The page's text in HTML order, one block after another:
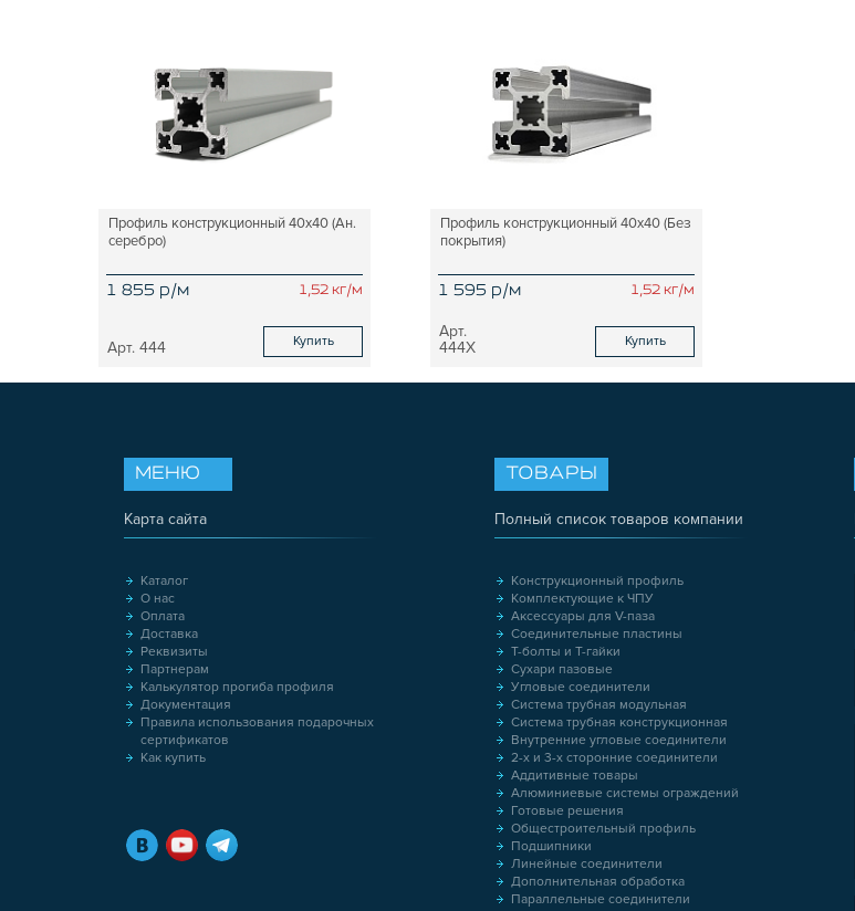
Профиль конструкционный 40х40 (Ан.
серебро)
1 855 р/м 1,52 кг/м
444 Купить
Профиль конструкционный 40х40 (Без
покрытия)
1 595 р/м 1,52 кг/м
444X Купить
ТОВАРЫ
Полный список товаров компании
Конструкционный профиль
Комплектующие к ЧПУ
Аксессуары для V-паза
Соединительные пластины
Т-болты и Т-гайки
Сухари пазовые
Угловые соединители
Система трубная модульная
Система трубная конструкционная
Внутренние угловые соединители
2-х и 3-х сторонние соединители
Аддитивные товары
Алюминиевые системы ограждений
Готовые решения
Общестроительный профиль
Подшипники
Линейные соединители
Дополнительная обработка
Параллельные соединители
МЕНЮ
Карта сайта
Каталог
О нас
Оплата
Доставка
Реквизиты
Партнерам
Калькулятор прогиба профиля
Документация
Правила использования подарочных
сертификатов
Как купить